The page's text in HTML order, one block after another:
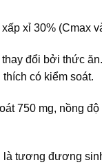
xỉ 30% (Cmax
đổi bởi thức
có kiểm soát.
750 mg, nồng
tương đương